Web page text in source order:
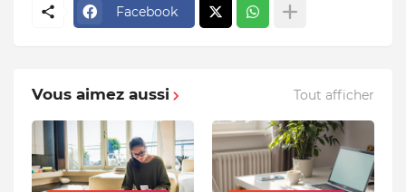
Facebook
Vous aimez aussi Tout afficher